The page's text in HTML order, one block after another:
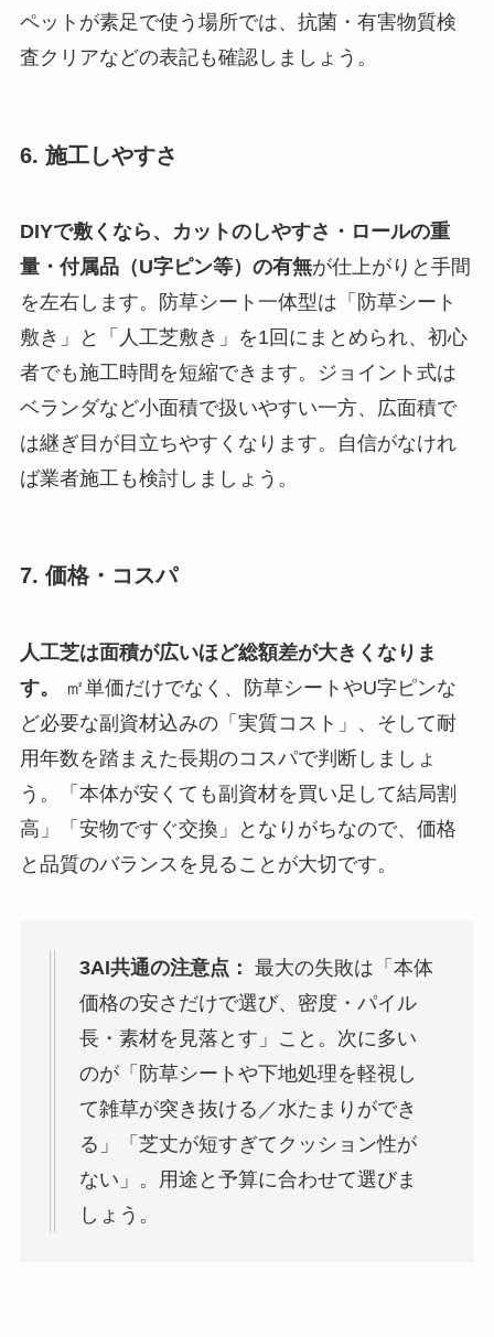
ペットが素足で使う場所では、抗菌・有害物質検
査クリアなどの表記も確認しましょう。
6. 施工しやすさ
DIYで敷くなら、カットのしやすさ・ロールの重
量・付属品（U字ピン等）の有無が仕上がりと手間
を左右します。防草シート一体型は「防草シート
敷き」と「人工芝敷き」を1回にまとめられ、初心
者でも施工時間を短縮できます。ジョイント式は
ベランダなど小面積で扱いやすい一方、広面積で
は継ぎ目が目立ちやすくなります。自信がなけれ
ば業者施工も検討しましょう。
7. 価格・コスパ
人工芝は面積が広いほど総額差が大きくなりま
す。
㎡単価だけでなく、防草シートやU字ピンな
ど必要な副資材込みの「実質コスト」、そして耐
用年数を踏まえた長期のコスパで判断しましょ
う。「本体が安くても副資材を買い足して結局割
高」「安物ですぐ交換」となりがちなので、価格
と品質のバランスを見ることが大切です。
3AI共通の注意点： 最大の失敗は「本体
価格の安さだけで選び、密度・パイル
長・素材を見落とす」こと。次に多い
のが「防草シートや下地処理を軽視し
て雑草が突き抜ける／水たまりができ
る」「芝丈が短すぎてクッション性が
ない」。用途と予算に合わせて選びま
しょう。